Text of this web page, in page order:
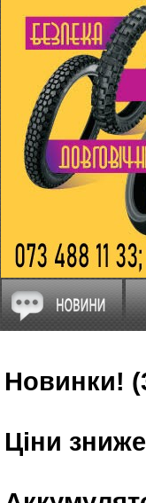
Новинки!
Ціни